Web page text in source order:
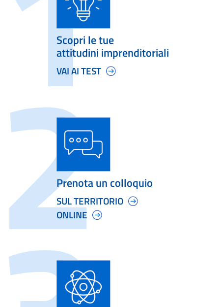
Scopri le tue
attitudini imprenditoriali
VAI AI TEST
Prenota un colloquio
SUL TERRITORIO
ONLINE